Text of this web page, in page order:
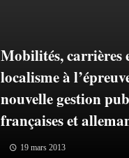
Mobilités, carrières
localisme à
nouvelle gestion
françaises et
19 mars 2013